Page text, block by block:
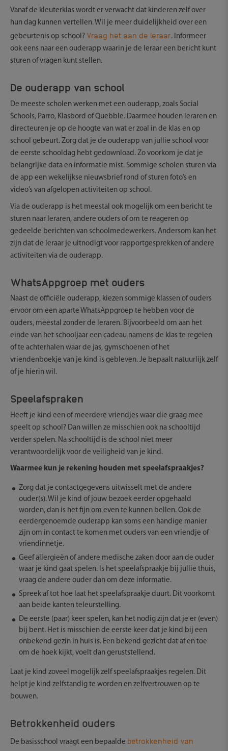
Vanaf de kleuterklas wordt er verwacht dat kinderen zelf over
hun dag kunnen vertellen. Wil je meer duidelijkheid over een
gebeurtenis op school? Vraag het aan de leraar. Informeer
ook eens naar een ouderapp waarin je de leraar een bericht kunt
sturen of vragen kunt stellen.
De ouderapp van school
De meeste scholen werken met een ouderapp, zoals Social
Schools, Parro, Klasbord of Quebble. Daarmee houden leraren en
directeuren je op de hoogte van wat er zoal in de klas en op
school gebeurt. Zorg dat je de ouderapp van jullie school voor
de eerste schooldag hebt gedownload. Zo voorkom je dat je
belangrijke data en informatie mist. Sommige scholen sturen via
de app een wekelijkse nieuwsbrief rond of sturen foto’s en
video’s van afgelopen activiteiten op school.
Via de ouderapp is het meestal ook mogelijk om een bericht te
sturen naar leraren, andere ouders of om te reageren op
gedeelde berichten van schoolmedewerkers. Andersom kan het
zijn dat de leraar je uitnodigt voor rapportgesprekken of andere
activiteiten via de ouderapp.
WhatsAppgroep met ouders
Naast de officiële ouderapp, kiezen sommige klassen of ouders
ervoor om een aparte WhatsAppgroep te hebben voor de
ouders, meestal zonder de leraren. Bijvoorbeeld om aan het
einde van het schooljaar een cadeau namens de klas te regelen
of te achterhalen waar de jas, gymschoenen of het
vriendenboekje van je kind is gebleven. Je bepaalt natuurlijk zelf
of je hierin wil.
Speelafspraken
Heeft je kind een of meerdere vriendjes waar die graag mee
speelt op school? Dan willen ze misschien ook na schooltijd
verder spelen. Na schooltijd is de school niet meer
verantwoordelijk voor de veiligheid van je kind.
Waarmee kun je rekening houden met speelafspraakjes?
Zorg dat je contactgegevens uitwisselt met de andere
ouder(s). Wil je kind of jouw bezoek eerder opgehaald
worden, dan is het fijn om even te kunnen bellen. Ook de
eerdergenoemde ouderapp kan soms een handige manier
zijn om in contact te komen met ouders van een vriendje of
vriendinnetje.
Geef allergieën of andere medische zaken door aan de ouder
waar je kind gaat spelen. Is het speelafspraakje bij jullie thuis,
vraag de andere ouder dan om deze informatie.
Spreek af tot hoe laat het speelafspraakje duurt. Dit voorkomt
aan beide kanten teleurstelling.
De eerste (paar) keer spelen, kan het nodig zijn dat je er (even)
bij bent. Het is misschien de eerste keer dat je kind bij een
onbekend gezin in huis is. Een bekend gezicht dat af en toe
om de hoek kijkt, voelt dan geruststellend.
Laat je kind zoveel mogelijk zelf speelafspraakjes regelen. Dit
helpt je kind zelfstandig te worden en zelfvertrouwen op te
bouwen.
Betrokkenheid ouders
De basisschool vraagt een bepaalde betrokkenheid van